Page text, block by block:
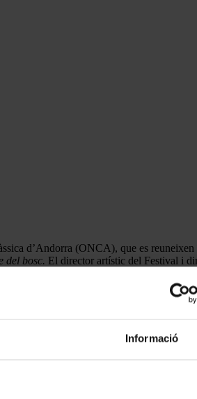
Informació
d’Andorra (ONCA), que es
del bosc. El director artístic del Festival i
un grup que compta amb
es presentaran a la cita musical.